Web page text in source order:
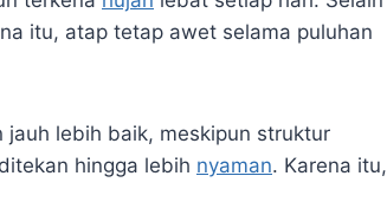
itu, atap tetap awet selama puluhan
lebih baik, meskipun struktur
hingga lebih nyaman. Karena itu,